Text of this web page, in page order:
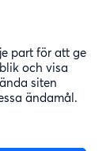
part för att ge
och visa
siten
ändamål.